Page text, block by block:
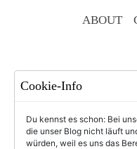
ABOUT
Cookie-Info
Du kennst es schon: Bei
die unser Blog nicht läuft
würden, weil es uns das